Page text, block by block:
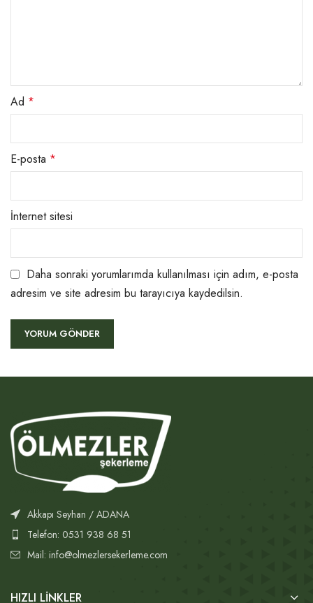
Ad *
E-posta *
İnternet sitesi
Daha sonraki yorumlarımda kullanılması için adım, e-posta
adresim ve site adresim bu tarayıcıya kaydedilsin.
Akkapı Seyhan / ADANA
Telefon: 0531 938 68 51
Mail: info@olmezlersekerleme.com
HIZLI LINKLER